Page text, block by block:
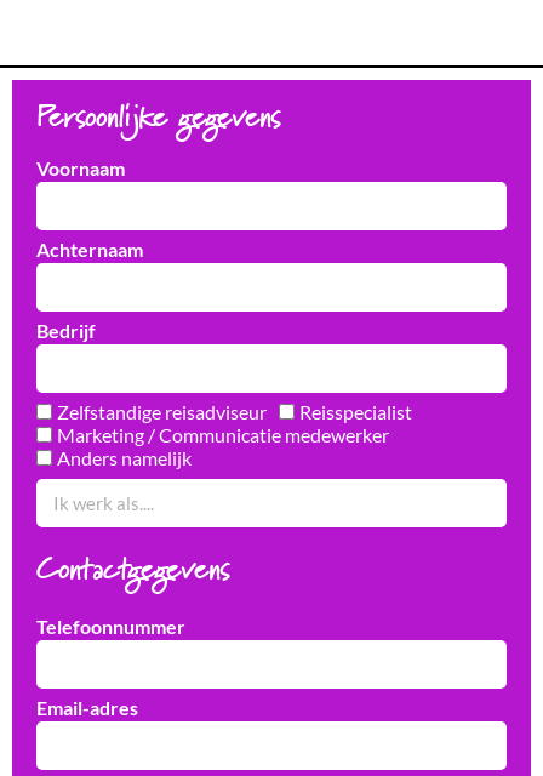
Persoonlijke gegevens
Voornaam
Achternaam
Bedrijf
Zelfstandige reisadviseur
Reisspecialist
Marketing / Communicatie medewerker
Anders namelijk
Contactgegevens
Telefoonnummer
Email-adres